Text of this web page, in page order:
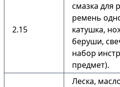
2.15
смазка для
ремень
катушка,
беруши,
набор
предмет).
Леска,